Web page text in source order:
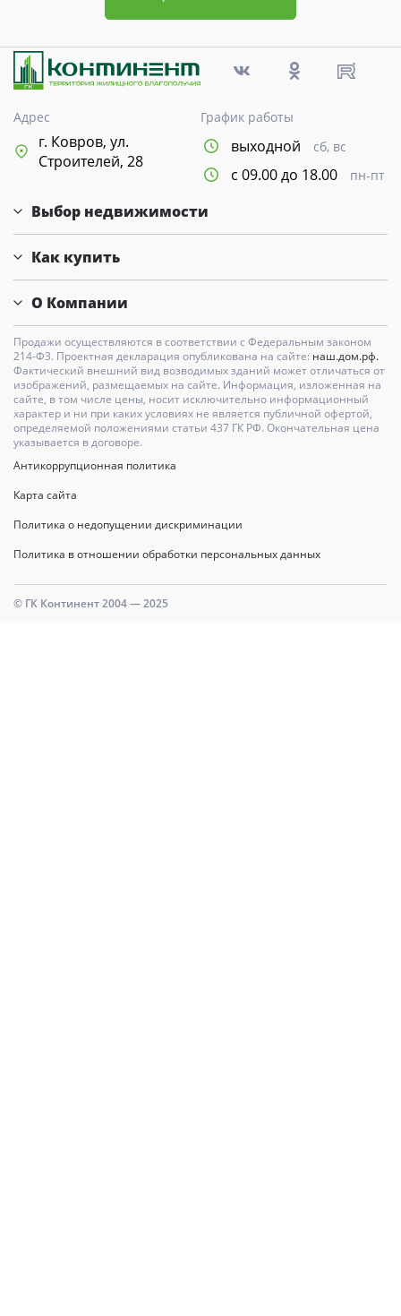
Адрес
г. Ковров, ул.
Строителей, 28
График работы
выходной сб, вс
с 09.00 до 18.00 пн-пт
Выбор недвижимости
Как купить
О Компании
Продажи осуществляются в соответствии с Федеральным законом
214-Ф3. Проектная декларация опубликована на сайте: наш.дом.рф.
Фактический внешний вид возводимых зданий может отличаться от
изображений, размещаемых на сайте. Информация, изложенная на
сайте, в том числе цены, носит исключительно информационный
характер и ни при каких условиях не является публичной офертой,
определяемой положениями статьи 437 ГК РФ. Окончательная цена
указывается в договоре.
Антикоррупционная политика
Карта сайта
Политика о недопущении дискриминации
Политика в отношении обработки персональных данных
© ГК Континент 2004 — 2025